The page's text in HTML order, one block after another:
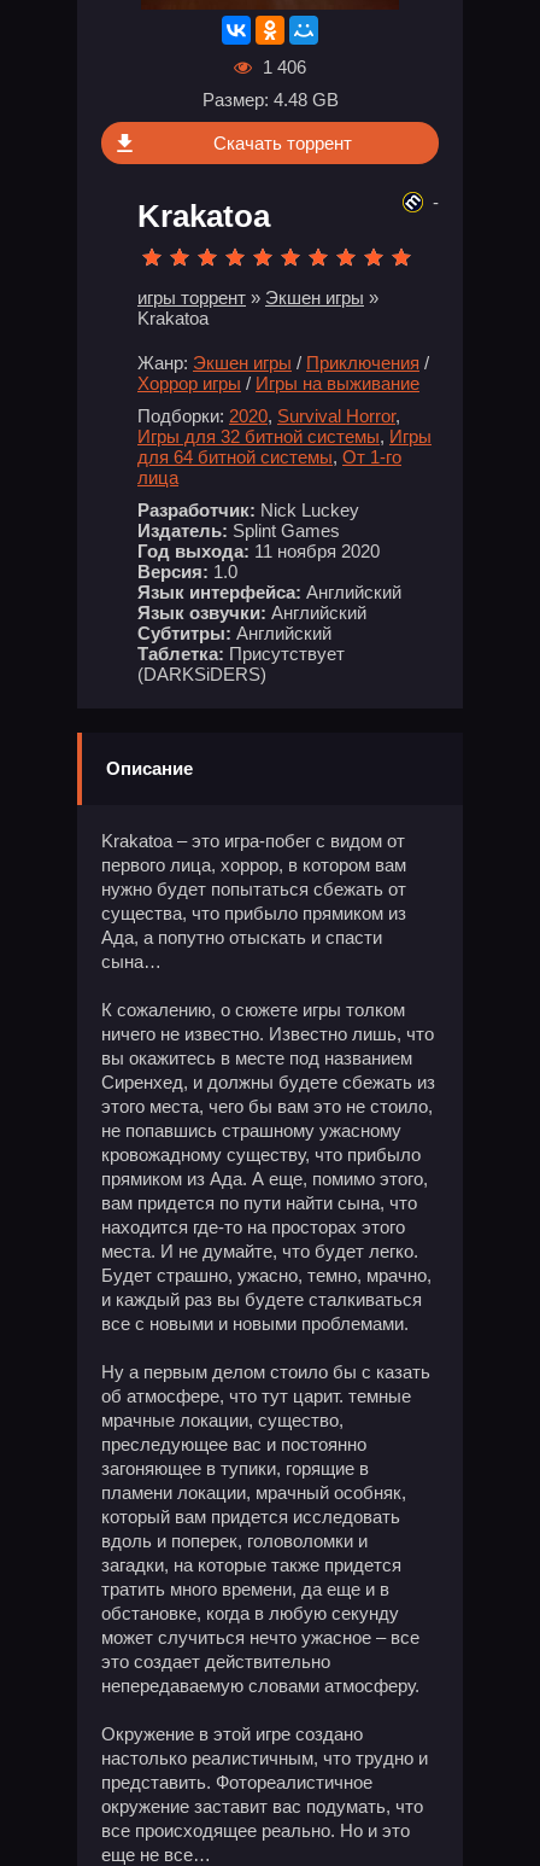
1 406
Размер: 4.48 GB
Скачать торрент
Krakatoa
игры торрент » Экшен игры »
Krakatoa
Жанр: Экшен игры / Приключения /
Хоррор игры / Игры на выживание
Подборки: 2020, Survival Horror,
Игры для 32 битной системы, Игры
для 64 битной системы, От 1-го
лица
Разработчик: Nick Luckey
Издатель: Splint Games
Год выхода: 11 ноября 2020
Версия: 1.0
Язык интерфейса: Английский
Язык озвучки: Английский
Субтитры: Английский
Таблетка: Присутствует
(DARKSiDERS)
-
Описание
Krakatoa – это игра-побег с видом от
первого лица, хоррор, в котором вам
нужно будет попытаться сбежать от
существа, что прибыло прямиком из
Ада, а попутно отыскать и спасти
сына…
К сожалению, о сюжете игры толком
ничего не известно. Известно лишь, что
вы окажитесь в месте под названием
Сиренхед, и должны будете сбежать из
этого места, чего бы вам это не стоило,
не попавшись страшному ужасному
кровожадному существу, что прибыло
прямиком из Ада. А еще, помимо этого,
вам придется по пути найти сына, что
находится где-то на просторах этого
места. И не думайте, что будет легко.
Будет страшно, ужасно, темно, мрачно,
и каждый раз вы будете сталкиваться
все с новыми и новыми проблемами.
Ну а первым делом стоило бы с казать
об атмосфере, что тут царит. темные
мрачные локации, существо,
преследующее вас и постоянно
загоняющее в тупики, горящие в
пламени локации, мрачный особняк,
который вам придется исследовать
вдоль и поперек, головоломки и
загадки, на которые также придется
тратить много времени, да еще и в
обстановке, когда в любую секунду
может случиться нечто ужасное – все
это создает действительно
непередаваемую словами атмосферу.
Окружение в этой игре создано
настолько реалистичным, что трудно и
представить. Фотореалистичное
окружение заставит вас подумать, что
все происходящее реально. Но и это
еще не все…